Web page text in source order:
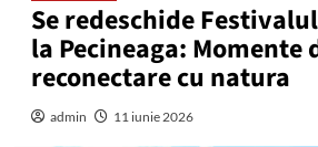
Se redeschide
la Pecineaga: Momente
reconectare cu natura
admin 11 iunie 2026